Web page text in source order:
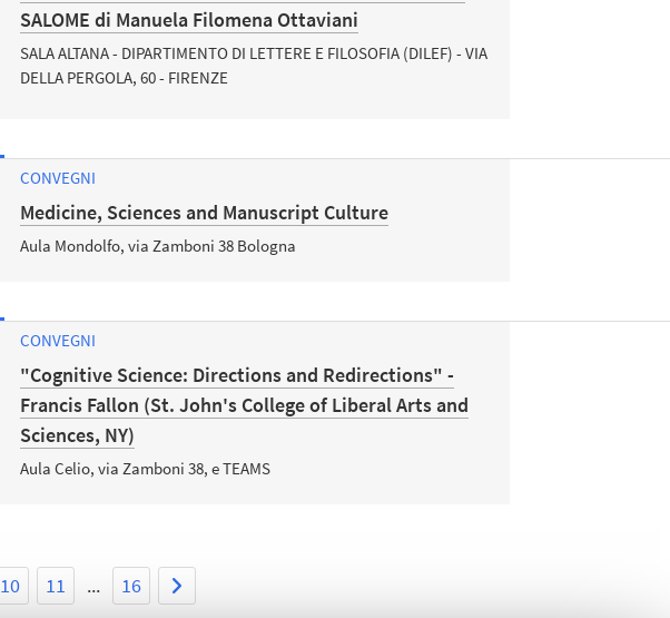
SALOME di Manuela Filomena Ottaviani
SALA ALTANA - DIPARTIMENTO DI LETTERE E FILOSOFIA (DILEF) - VIA
DELLA PERGOLA, 60 - FIRENZE
CONVEGNI
Medicine, Sciences and Manuscript Culture
Aula Mondolfo, via Zamboni 38 Bologna
CONVEGNI
"Cognitive Science: Directions and Redirections" -
Francis Fallon (St. John's College of Liberal Arts and
Sciences, NY)
Aula Celio, via Zamboni 38, e TEAMS
10 11 ... 16